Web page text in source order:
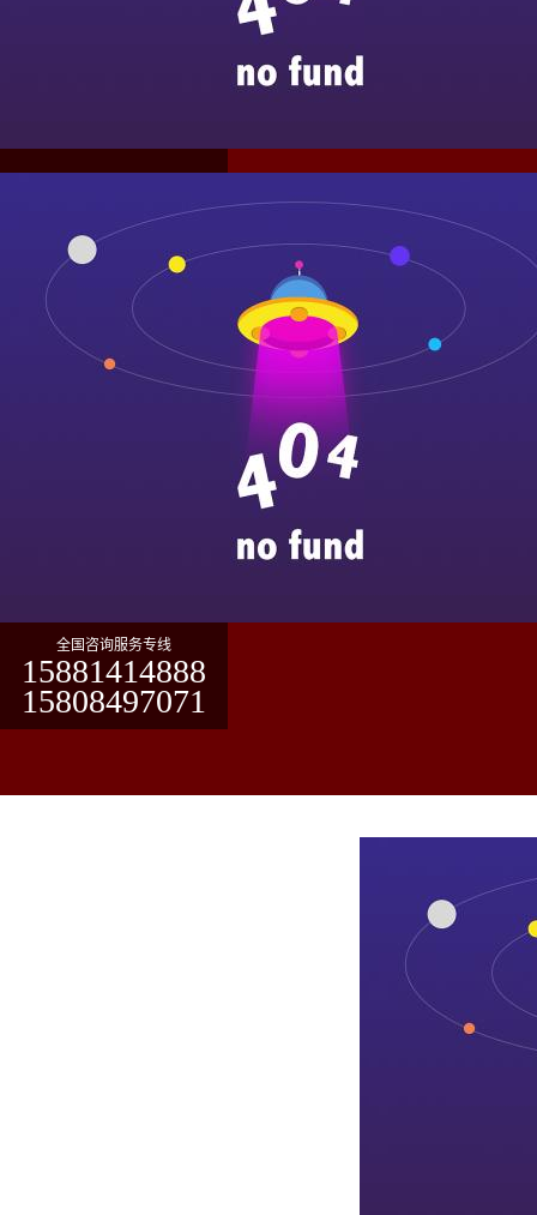
全国咨询服务专线
15881414888
15808497071